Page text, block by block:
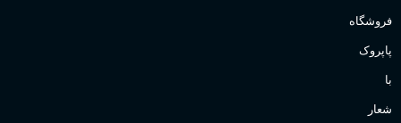
فروشگاه
پاپروک
با
شعار